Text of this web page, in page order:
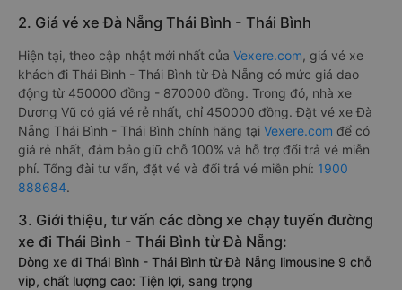
2. Giá vé xe Đà Nẵng Thái Bình - Thái Bình
Hiện tại, theo cập nhật mới nhất của Vexere.com, giá vé xe
khách đi Thái Bình - Thái Bình từ Đà Nẵng có mức giá dao
động từ 450000 đồng - 870000 đồng. Trong đó, nhà xe
Dương Vũ có giá vé rẻ nhất, chỉ 450000 đồng. Đặt vé xe Đà
Nẵng Thái Bình - Thái Bình chính hãng tại Vexere.com để có
giá rẻ nhất, đảm bảo giữ chỗ 100% và hỗ trợ đổi trả vé miễn
phí. Tổng đài tư vấn, đặt vé và đổi trả vé miễn phí: 1900
888684.
3. Giới thiệu, tư vấn các dòng xe chạy tuyến đường
xe đi Thái Bình - Thái Bình từ Đà Nẵng:
Dòng xe đi Thái Bình - Thái Bình từ Đà Nẵng limousine 9 chỗ
vip, chất lượng cao: Tiện lợi, sang trọng